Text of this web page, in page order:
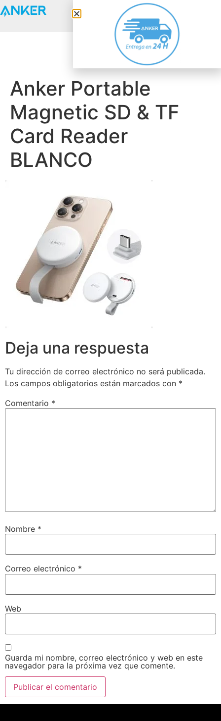
Anker Portable
Magnetic SD & TF
Card Reader
BLANCO
Deja una respuesta
Tu dirección de correo electrónico no será publicada.
Los campos obligatorios están marcados con *
Comentario *
Nombre *
Correo electrónico *
Web
Guarda mi nombre, correo electrónico y web en este
navegador para la próxima vez que comente.